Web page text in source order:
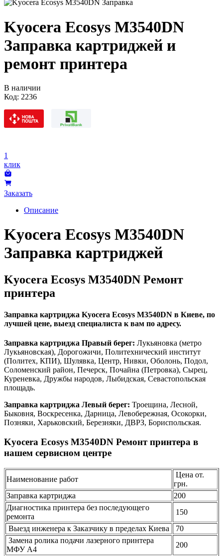
Kyocera Ecosys M3540DN
Заправка картриджей и
ремонт принтера
В наличии
Код: 2236
1
клик
Заказать
Описание
Kyocera Ecosys M3540DN
Заправка картриджей
Kyocera Ecosys M3540DN Ремонт
принтера
Заправка картриджа Kyocera Ecosys M3540DN в Киеве, по
лучшей цене, выезд специалиста к вам по адресу.
Заправка картриджа Правый берег: Лукьяновка (метро
Лукьяновская), Дорогожичи, Политехнический институт
(Политех, КПИ), Шулявка, Центр, Нивки, Оболонь, Подол,
Соломенский район, Печерск, Почайна (Петровка), Сырец,
Куреневка, Дружбы народов, Лыбидская, Севастопольская
площадь.
Заправка картриджа Левый берег: Троещина, Лесной,
Быковня, Воскресенка, Дарница, Левобережная, Осокорки,
Позняки, Харьковский, Березняки, ДВРЗ, Бориспольская.
Kyocera Ecosys M3540DN Ремонт принтера в
нашем сервисном центре
Наименование работ
Цена от.
грн.
Заправка картриджа
200
Диагностика принтера без последующего
ремонта
150
Выезд инженера к Заказчику в пределах Киева
70
Замена ролика подачи лазерного принтера
МФУ А4
200